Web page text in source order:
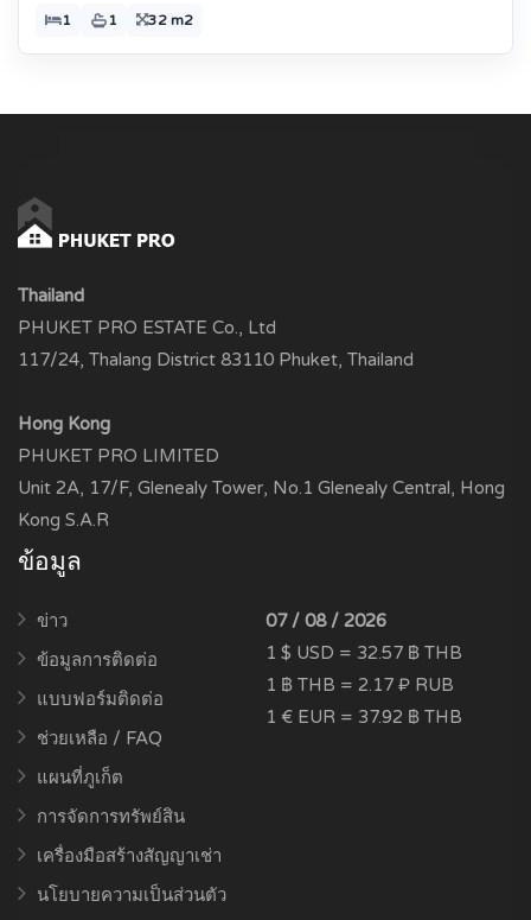
1 1 32 m2
Thailand
PHUKET PRO ESTATE Co., Ltd
117/24, Thalang District 83110 Phuket, Thailand
Hong Kong
PHUKET PRO LIMITED
Unit 2A, 17/F, Glenealy Tower, No.1 Glenealy Central, Hong
Kong S.A.R
ข้อมูล
ข่าว
ข้อมูลการติดต่อ
แบบฟอร์มติดต่อ
ช่วยเหลือ / FAQ
แผนที่ภูเก็ต
การจัดการทรัพย์สิน
เครื่องมือสร้างสัญญาเช่า
นโยบายความเป็นส่วนตัว
07 / 08 / 2026
1 $ USD = 32.57 ฿ THB
1 ฿ THB = 2.17 ₽ RUB
1 € EUR = 37.92 ฿ THB